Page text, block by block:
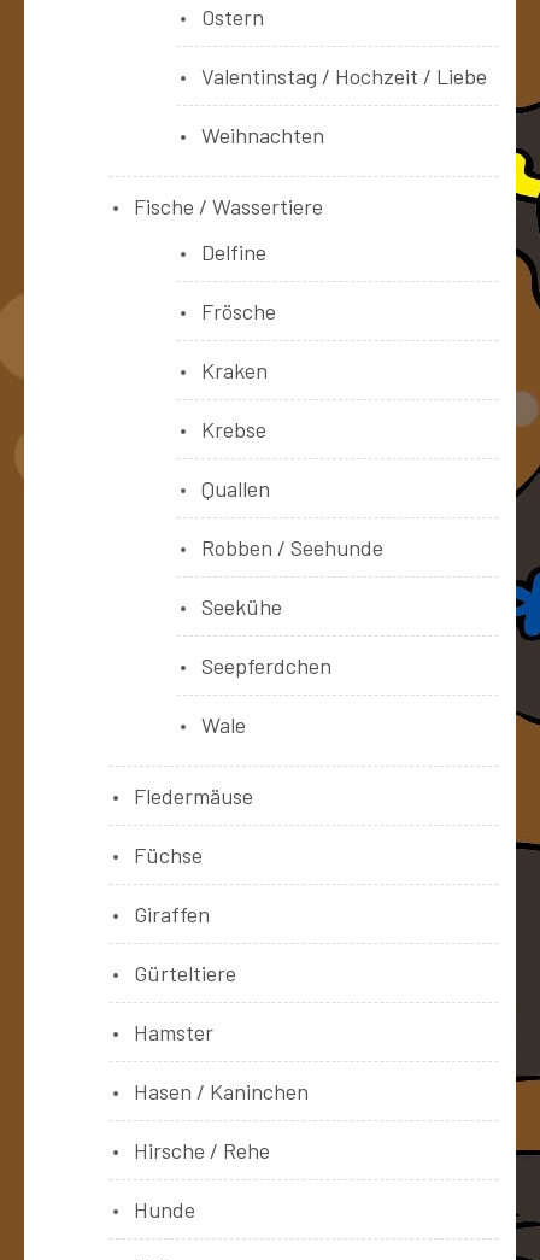
Ostern
Valentinstag / Hochzeit / Liebe
Weihnachten
Fische / Wassertiere
Delfine
Frösche
Kraken
Krebse
Quallen
Robben / Seehunde
Seekühe
Seepferdchen
Wale
Fledermäuse
Füchse
Giraffen
Gürteltiere
Hamster
Hasen / Kaninchen
Hirsche / Rehe
Hunde